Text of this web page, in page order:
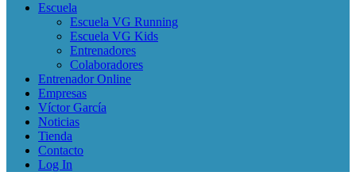
Escuela
Escuela VG Running
Escuela VG Kids
Entrenadores
Colaboradores
Entrenador Online
Empresas
Víctor García
Noticias
Tienda
Contacto
Log In